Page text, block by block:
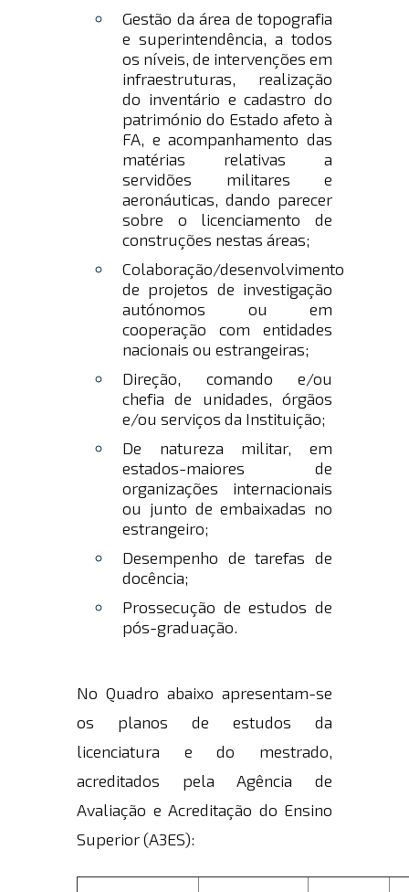
Gestão da área de topografia
e superintendência, a todos
os níveis, de intervenções em
infraestruturas, realização
do inventário e cadastro do
património do Estado afeto à
FA, e acompanhamento das
matérias relativas a
servidões militares e
aeronáuticas, dando parecer
sobre o licenciamento de
construções nestas áreas;
Colaboração/desenvolvimento
de projetos de investigação
autónomos ou em
cooperação com entidades
nacionais ou estrangeiras;
Direção, comando e/ou
chefia de unidades, órgãos
e/ou serviços da Instituição;
De natureza militar, em
estados-maiores de
organizações internacionais
ou junto de embaixadas no
estrangeiro;
Desempenho de tarefas de
docência;
Prossecução de estudos de
pós-graduação.
No Quadro abaixo apresentam-se
os planos de estudos da
licenciatura e do mestrado,
acreditados pela Agência de
Avaliação e Acreditação do Ensino
Superior (A3ES):